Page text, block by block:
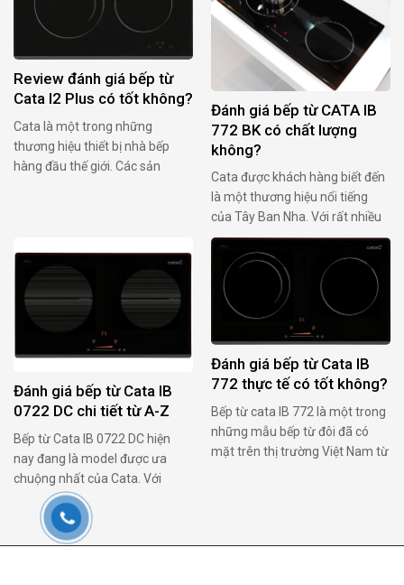
hiểu thêm về những công năng
mà bếp mang lại cho người
dùng. Và quyết định có nên …
Review đánh giá bếp từ
Cata I2 Plus có tốt không?
Cata là một trong những
thương hiệu thiết bị nhà bếp
hàng đầu thế giới. Các sản
nghi cho căn bếp. Một trong
những dòng bếp được ưa …
Đánh giá bếp từ CATA IB
772 BK có chất lượng
không?
Cata được khách hàng biết đến
là một thương hiệu nổi tiếng
của Tây Ban Nha. Với rất nhiều
sản phẩm thiết bị nhà bếp đã
không còn xa lạ với chúng ta.
Trong đó, bếp từ CATA IB 772
BK là sản phẩm được nhiều
khách hàng tin dùng. Vậy bếp
Đánh giá bếp từ Cata IB
0722 DC chi tiết từ A-Z
Bếp từ Cata IB 0722 DC hiện
nay đang là model được ưa
chuộng nhất của Cata. Với
những tính năng ưu việt, bếp tự
tin làm hài lòng cả những người
dùng khó tính nhất. Vậy hãy
Đánh giá bếp từ Cata IB
772 thực tế có tốt không?
Bếp từ cata IB 772 là một trong
những mẫu bếp từ đôi đã có
mặt trên thị trường Việt Nam từ
Ban Nha. Vậy mẫu bếp từ đôi IB